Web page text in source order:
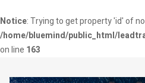
Notice: Trying to get property 'id' of
/home/bluemind/public_html/
on line 163